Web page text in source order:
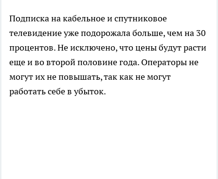
Подписка на кабельное и спутниковое
телевидение уже подорожала больше, чем на 30
процентов. Не исключено, что цены будут расти
еще и во второй половине года. Операторы не
могут их не повышать, так как не могут
работать себе в убыток.